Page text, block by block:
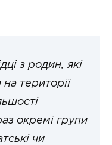
з родин, які
території
окремі групи
чи